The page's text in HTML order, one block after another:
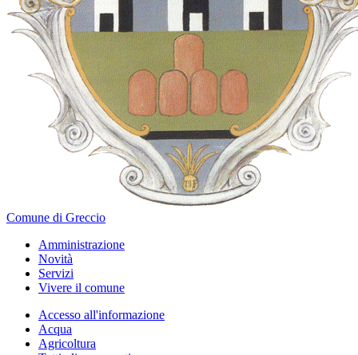
Comune di Greccio
Amministrazione
Novità
Servizi
Vivere il comune
Accesso all'informazione
Acqua
Agricoltura